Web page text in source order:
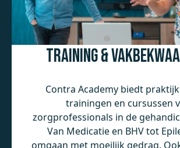
Training &
Contra Academy biedt
trainingen en cursussen
zorgprofessionals in de
Van Medicatie en BHV tot
omgaan met moeilijk gedrag.